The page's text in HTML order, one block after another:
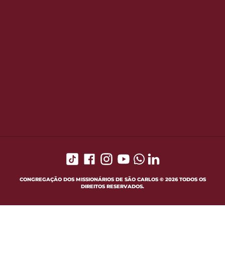
CONGREGAÇÃO DOS MISSIONÁRIOS DE SÃO CARLOS © 2026 TODOS OS
DIREITOS RESERVADOS.